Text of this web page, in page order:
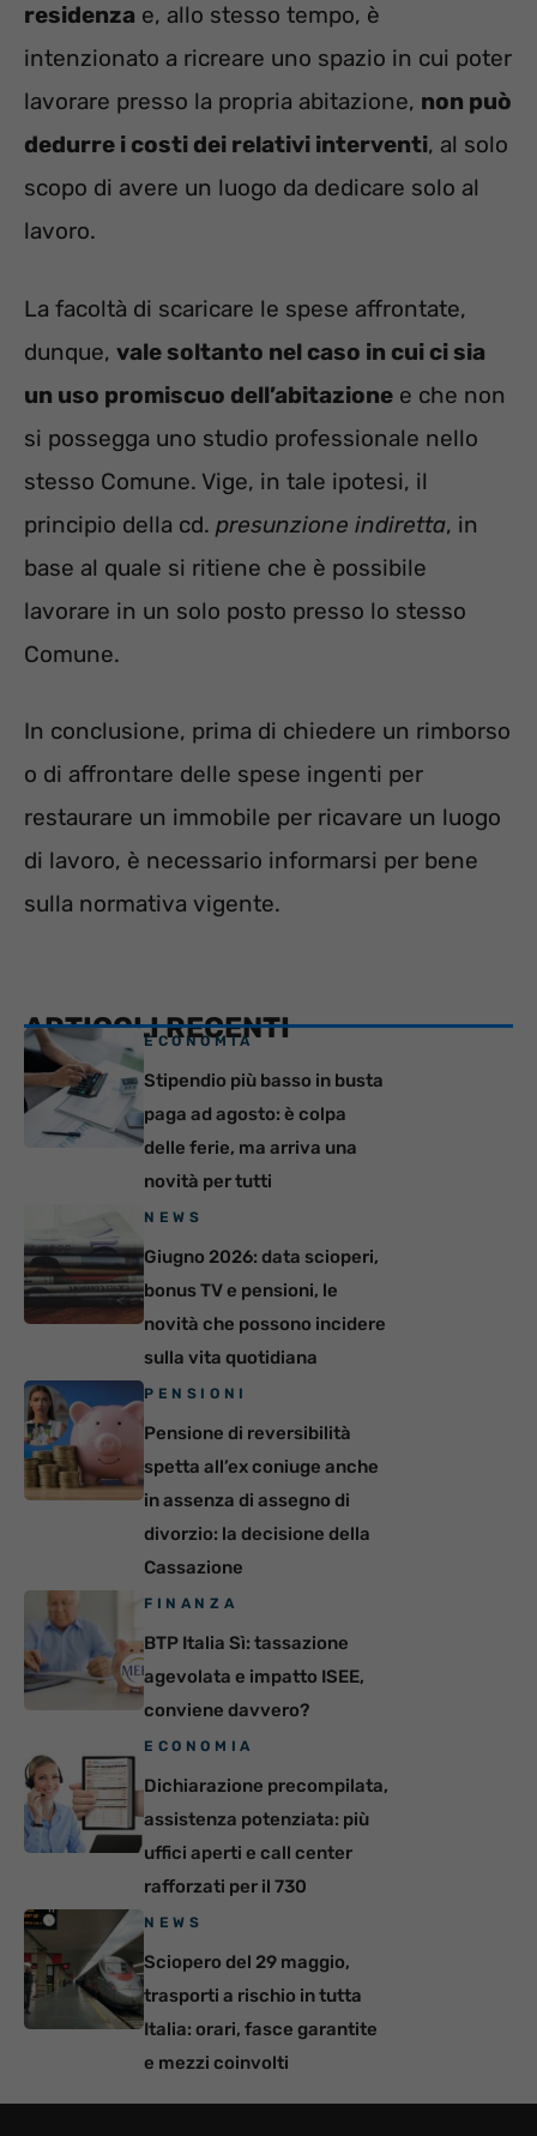
residenza e, allo stesso tempo, è
intenzionato a ricreare uno spazio in cui poter
lavorare presso la propria abitazione, non può
dedurre i costi dei relativi interventi, al solo
scopo di avere un luogo da dedicare solo al
lavoro.
La facoltà di scaricare le spese affrontate,
dunque, vale soltanto nel caso in cui ci sia
un uso promiscuo dell’abitazione e che non
si possegga uno studio professionale nello
stesso Comune. Vige, in tale ipotesi, il
principio della cd. presunzione indiretta, in
base al quale si ritiene che è possibile
lavorare in un solo posto presso lo stesso
Comune.
In conclusione, prima di chiedere un rimborso
o di affrontare delle spese ingenti per
restaurare un immobile per ricavare un luogo
di lavoro, è necessario informarsi per bene
sulla normativa vigente.
ARTICOLI RECENTI
ECONOMIA
Stipendio più basso in busta
paga ad agosto: è colpa
delle ferie, ma arriva una
novità per tutti
NEWS
Giugno 2026: data scioperi,
bonus TV e pensioni, le
novità che possono incidere
sulla vita quotidiana
PENSIONI
Pensione di reversibilità
spetta all’ex coniuge anche
in assenza di assegno di
divorzio: la decisione della
Cassazione
FINANZA
BTP Italia Sì: tassazione
agevolata e impatto ISEE,
conviene davvero?
ECONOMIA
Dichiarazione precompilata,
assistenza potenziata: più
uffici aperti e call center
rafforzati per il 730
NEWS
Sciopero del 29 maggio,
trasporti a rischio in tutta
Italia: orari, fasce garantite
e mezzi coinvolti